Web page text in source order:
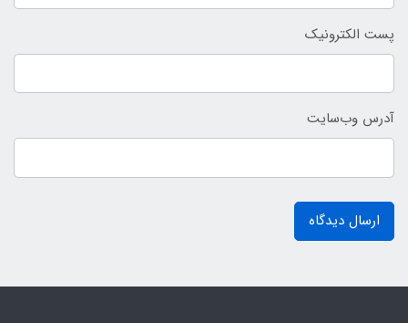
پست الکترونیک
آدرس وب‌سایت
ارسال دیدگاه